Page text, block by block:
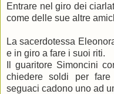
Entrare nel giro dei
come delle sue altre
La sacerdotessa
e in giro a fare i suoi riti.
Il guaritore Simoncini
chiedere soldi per
seguaci cadono uno ad